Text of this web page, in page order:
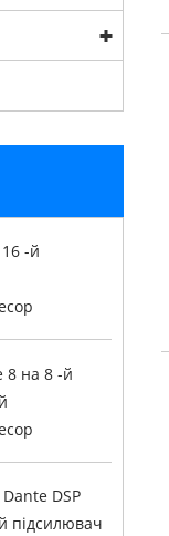
-й
8 на 8 -й
DSP
підсилювач